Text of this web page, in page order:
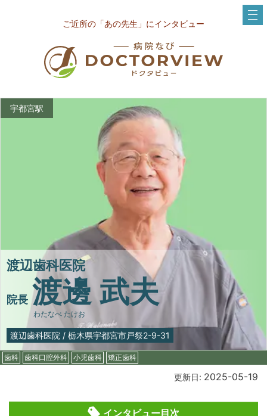
ご近所の「あの先生」にインタビュー
宇都宮駅
渡辺歯科医院
院長 渡邊 武夫
わたなべ たけお
渡辺歯科医院 / 栃木県宇都宮市戸祭2-9-31
歯科 歯科口腔外科 小児歯科 矯正歯科
更新日: 2025-05-19
インタビュー目次